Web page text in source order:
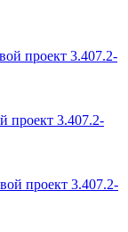
проект 3.407.2-
проект 3.407.2-
проект 3.407.2-